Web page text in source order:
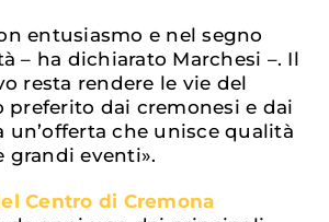
entusiasmo e nel segno
– ha dichiarato Marchesi –. Il
resta rendere le vie del
dai cremonesi e dai
un’offerta che unisce qualità
grandi eventi».
Centro di Cremona